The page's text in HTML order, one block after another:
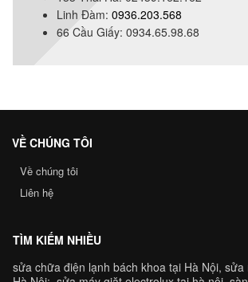
Linh Đàm: 0936.203.568
66 Cầu Giấy: 0934.65.98.68
VỀ CHÚNG TÔI
Về chúng tôi
Liên hệ
TÌM KIẾM NHIỀU
sửa chữa điện lạnh bách khoa tại Hà Nội, sửa